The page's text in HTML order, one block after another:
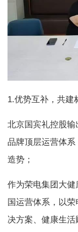
1.优势互补，共建
北京国宾礼控股输
品牌顶层运营体
造势；
作为荣电集团大健
国运营体系，以
决方案、健康生